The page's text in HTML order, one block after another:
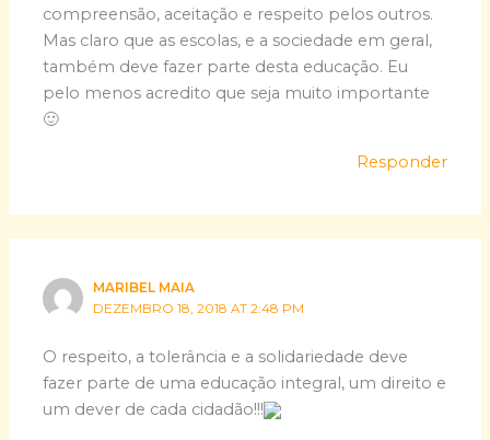
compreensão, aceitação e respeito pelos outros.
Mas claro que as escolas, e a sociedade em geral,
também deve fazer parte desta educação. Eu
pelo menos acredito que seja muito importante
🙂
Responder
MARIBEL MAIA
DEZEMBRO 18, 2018 AT 2:48 PM
O respeito, a tolerância e a solidariedade deve
fazer parte de uma educação integral, um direito e
um dever de cada cidadão!!!